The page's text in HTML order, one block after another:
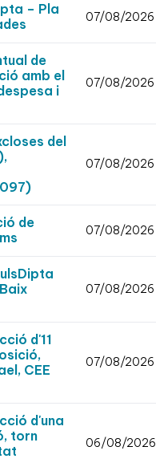
– Pla
07/08/2026
de
amb el
i
07/08/2026
del
07/08/2026
de
07/08/2026
07/08/2026
d'11
CEE
07/08/2026
d'una
torn
06/08/2026